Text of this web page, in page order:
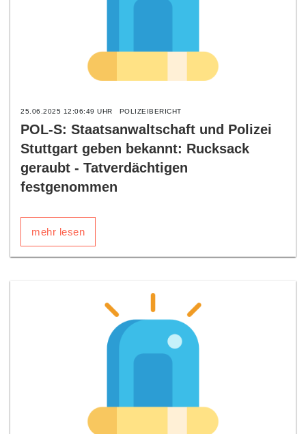
25.06.2025 12:06:49 UHR POLIZEIBERICHT
POL-S: Staatsanwaltschaft und Polizei
Stuttgart geben bekannt: Rucksack
geraubt - Tatverdächtigen
festgenommen
mehr lesen